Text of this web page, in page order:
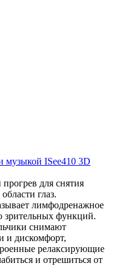
музыкой ISee410 3D
для снятия
глаз.
лимфодренажное
зрительных функций.
снимают
и дискомфорт,
релаксирующие
и отрешиться от